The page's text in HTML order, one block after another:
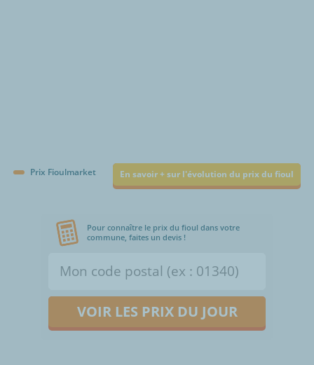
Prix Fioulmarket En savoir + sur l'évolution du prix du fioul
Pour connaître le prix du fioul dans votre
commune, faites un devis !
VOIR LES PRIX DU JOUR